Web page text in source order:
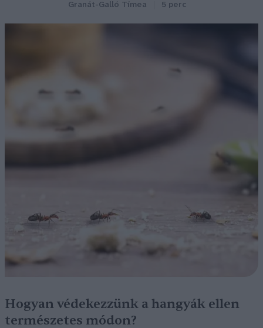
Granát-Galló Tímea 5 perc
Hogyan védekezzünk a hangyák ellen
természetes módon?